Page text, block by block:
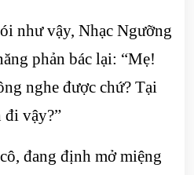
như vậy, Nhạc Ngưỡng
phản bác lại: “Mẹ!
nghe được chứ? Tại
đi vậy?”
đang định mở miệng